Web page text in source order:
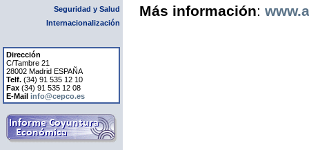
Seguridad y Salud
Internacionalización
Dirección
C/Tambre 21
28002 Madrid ESPAÑA
Telf. (34) 91 535 12 10
Fax (34) 91 535 12 08
E-Mail info@cepco.es
Más información: